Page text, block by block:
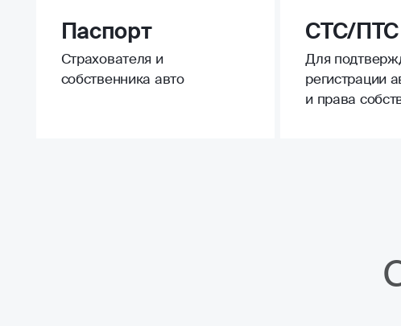
Паспорт
Страхователя и
собственника авто
СТС/ПТС
Для
регистрации
и права